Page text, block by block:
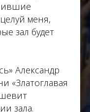
меня,
зал будет
Александр
«Златоглавая
зала.